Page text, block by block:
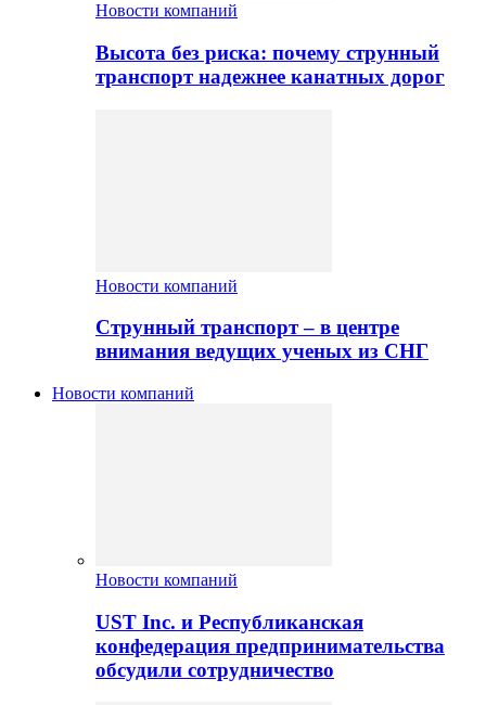
Новости компаний
Высота без риска: почему струнный
транспорт надежнее канатных дорог
Новости компаний
Струнный транспорт – в центре
внимания ведущих ученых из СНГ
Новости компаний
Новости компаний
UST Inc. и Республиканская
конфедерация предпринимательства
обсудили сотрудничество